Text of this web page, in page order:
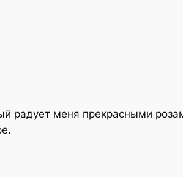
радует меня прекрасными